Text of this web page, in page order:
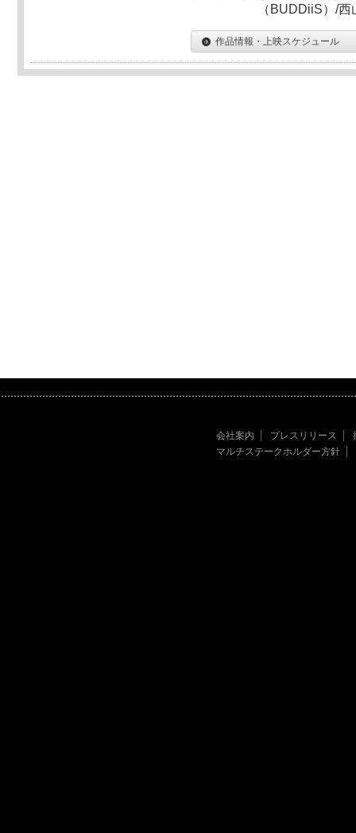
（BUDDiiS）/
作品情報・上映スケジュール
会社案内 プレスリリース
マルチステークホルダー方針